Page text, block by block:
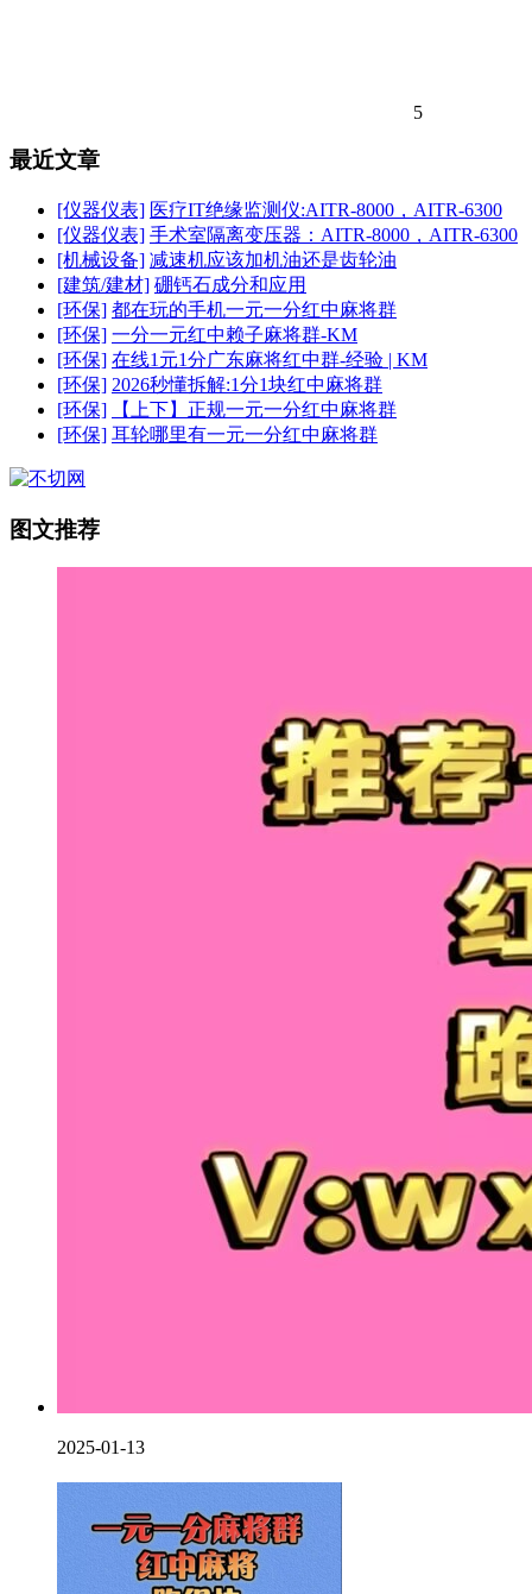
5
最近文章
[仪器仪表] 医疗IT绝缘监测仪:AITR-8000，AITR-6300
[仪器仪表] 手术室隔离变压器：AITR-8000，AITR-6300
[机械设备] 减速机应该加机油还是齿轮油
[建筑/建材] 硼钙石成分和应用
[环保] 都在玩的手机一元一分红中麻将群
[环保] 一分一元红中赖子麻将群-KM
[环保] 在线1元1分广东麻将红中群-经验 | KM
[环保] 2026秒懂拆解:1分1块红中麻将群
[环保]
【上下】正规一元一分红中麻将群
[环保] 耳轮哪里有一元一分红中麻将群
图文推荐
2025-01-13